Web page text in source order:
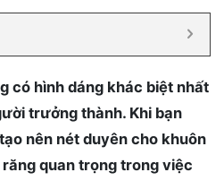
có hình dáng khác biệt nhất
trưởng thành. Khi bạn
nên nét duyên cho khuôn
quan trọng trong việc